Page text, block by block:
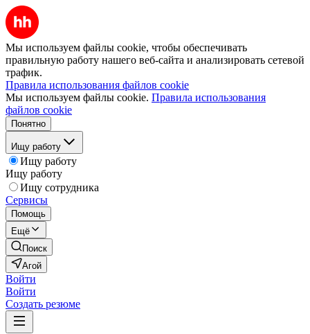
Мы используем файлы cookie, чтобы обеспечивать
правильную работу нашего веб-сайта и анализировать сетевой
трафик.
Правила использования файлов cookie
Мы используем файлы cookie. Правила использования
файлов cookie
Понятно
Ищу работу
Ищу работу
Ищу работу
Ищу сотрудника
Сервисы
Помощь
Ещё
Поиск
Агой
Войти
Войти
Создать резюме